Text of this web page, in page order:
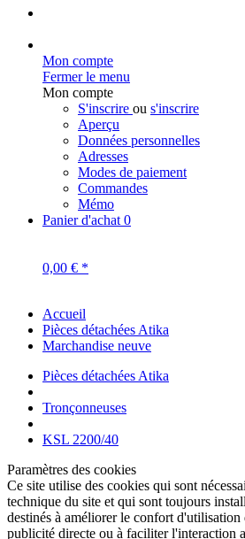
Fermer le menu
Mon compte
S'inscrire
Aperçu
Données personnelles
Adresses
Modes de paiement
Commandes
Mémo
Panier d'achat
Pièces détachées Atika
Marchandise neuve
Pièces détachées Atika
Tronçonneuses
KSL 2200/40
Paramètres des cookies
Ce site utilise des cookies qui sont
technique du site et qui sont toujours
destinés à améliorer le confort d'utilisation
publicité directe ou à faciliter l'interaction
réseaux sociaux, ne sont placés qu'avec